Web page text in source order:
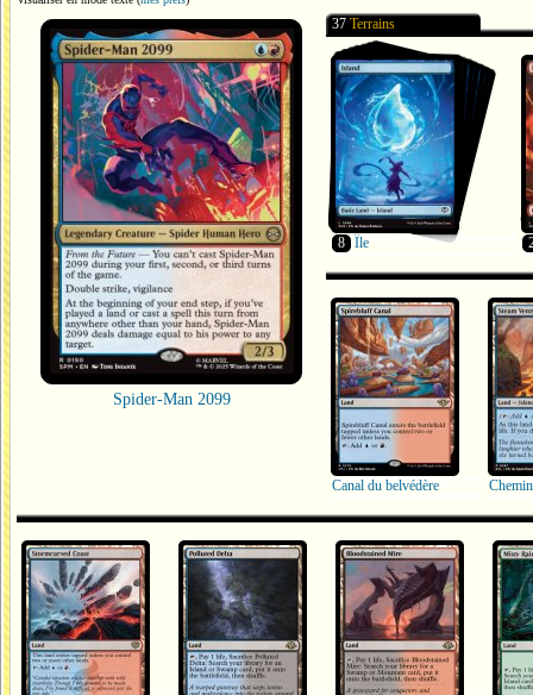
Spider-Man 2099
37 Terrains
8 Île
Canal du belvédère